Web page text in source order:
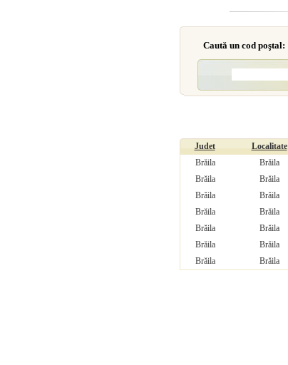
Caută un cod poştal:
Judet Localitate
Brăila
Brăila
Brăila
Brăila
Brăila
Brăila
Brăila
Brăila
Brăila
Brăila
Brăila
Brăila
Brăila
Brăila